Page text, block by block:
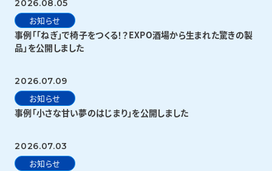
2026.08.05
お知らせ
事例「「ねぎ」で椅子をつくる！？EXPO酒場から生まれた驚きの製
品」を公開しました
2026.07.09
お知らせ
事例「小さな甘い夢のはじまり」を公開しました
2026.07.03
お知らせ